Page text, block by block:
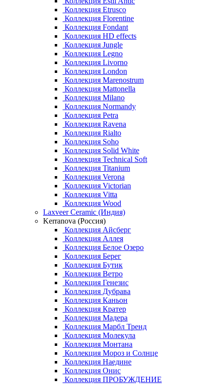
Коллекция Etrusco
Коллекция Florentine
Коллекция Fondant
Коллекция HD effects
Коллекция Jungle
Коллекция Legno
Коллекция Livorno
Коллекция London
Коллекция Marenostrum
Коллекция Mattonella
Коллекция Milano
Коллекция Normandy
Коллекция Petra
Коллекция Ravena
Коллекция Rialto
Коллекция Soho
Коллекция Solid White
Коллекция Technical Soft
Коллекция Titanium
Коллекция Verona
Коллекция Victorian
Коллекция Vitta
Коллекция Wood
Laxveer Ceramic (Индия)
Kerranova (Россия)
Коллекция Айсберг
Коллекция Аллея
Коллекция Белое Озеро
Коллекция Берег
Коллекция Бутик
Коллекция Ветро
Коллекция Генезис
Коллекция Дубрава
Коллекция Каньон
Коллекция Кратер
Коллекция Мадера
Коллекция Марбл Тренд
Коллекция Молекула
Коллекция Монтана
Коллекция Мороз и Солнце
Коллекция Наедине
Коллекция Онис
Коллекция ПРОБУЖДЕНИЕ